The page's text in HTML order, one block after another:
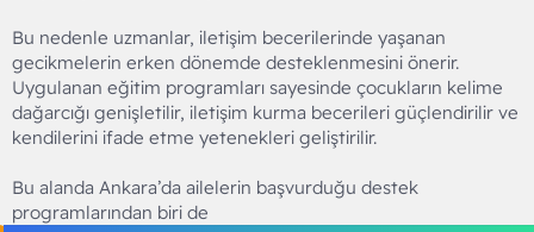
Bu nedenle uzmanlar, iletişim becerilerinde yaşanan
gecikmelerin erken dönemde desteklenmesini önerir.
Uygulanan eğitim programları sayesinde çocukların kelime
dağarcığı genişletilir, iletişim kurma becerileri güçlendirilir ve
kendilerini ifade etme yetenekleri geliştirilir.
Bu alanda Ankara’da ailelerin başvurduğu destek
programlarından biri de